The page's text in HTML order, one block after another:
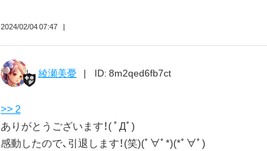
2024/02/04 07:47
綾瀬美憂 ID: 8m2qed6fb7ct
>> 2
ありがとうございます！( ﾟДﾟ)ゞ
感動したので、引退します！(笑)(ﾟ∀ﾟ*)(*ﾟ∀ﾟ)